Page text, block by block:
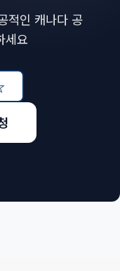
적인 캐나다 공
세요